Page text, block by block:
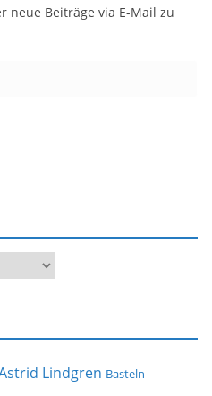
neue Beiträge via E-Mail zu
Lindgren Basteln